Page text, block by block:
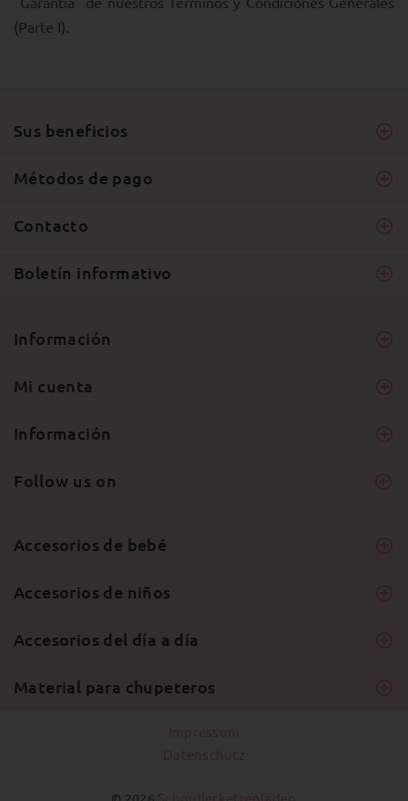
(Parte I).
Sus beneficios
Métodos de pago
Contacto
Boletín informativo
Información
Mi cuenta
Información
Follow us on
Accesorios de bebé
Accesorios de niños
Accesorios del día a día
Material para chupeteros